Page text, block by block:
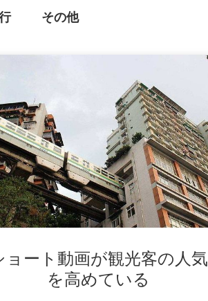
その他
ョート動画が観光客の人気
を高めている